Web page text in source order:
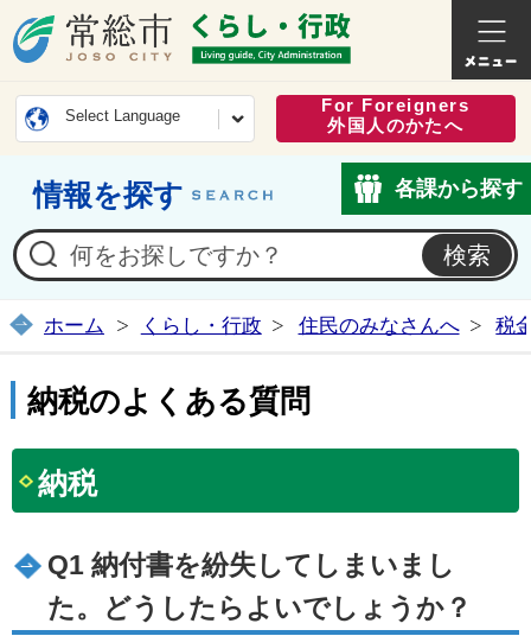
常総市公式ホームページ
くらし
Select Language
For Foreigners
外国人のかたへ
情報を探す 各課から探す
ホーム くらし・行政 住民のみなさんへ 税
納税のよくある質問
納税
Q1 納付書を紛失してしまいまし
た。どうしたらよいでしょうか？